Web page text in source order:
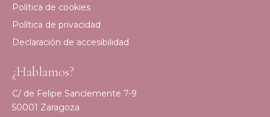
Política de cookies
Política de privacidad
Declaración de accesibilidad
¿Hablamos?
C/ de Felipe Sanclemente 7-9
50001 Zaragoza